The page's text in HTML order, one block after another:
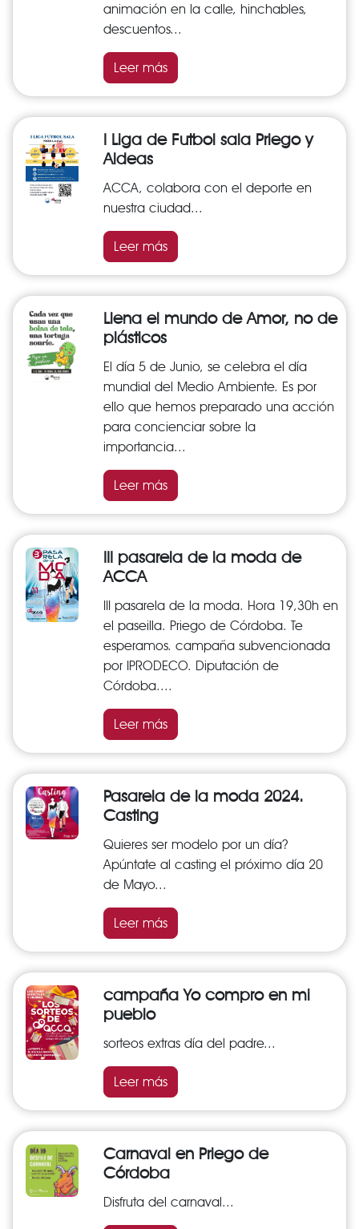
animación en la calle, hinchables,
descuentos...
Leer más
I Liga de Futbol sala Priego y
Aldeas
ACCA, colabora con el deporte en
nuestra ciudad...
Leer más
Llena el mundo de Amor, no de
plásticos
El día 5 de Junio, se celebra el día
mundial del Medio Ambiente. Es por
ello que hemos preparado una acción
para concienciar sobre la
importancia...
Leer más
III pasarela de la moda de
ACCA
III pasarela de la moda. Hora 19,30h en
el paseilla. Priego de Córdoba. Te
esperamos. campaña subvencionada
por IPRODECO. Diputación de
Córdoba....
Leer más
Pasarela de la moda 2024.
Casting
Quieres ser modelo por un día?
Apúntate al casting el próximo día 20
de Mayo...
Leer más
campaña Yo compro en mi
pueblo
sorteos extras día del padre...
Leer más
Carnaval en Priego de
Córdoba
Disfruta del carnaval...